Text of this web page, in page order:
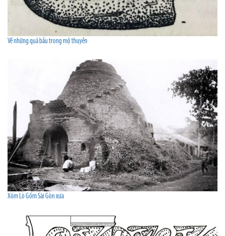
Về những quả bầu trong mộ thuyền
Xóm Lò Gốm Sài Gòn xưa